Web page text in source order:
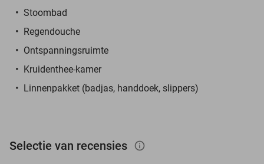
Stoombad
Regendouche
Ontspanningsruimte
Kruidenthee-kamer
Linnenpakket (badjas, handdoek, slippers)
Selectie van recensies info_outlined